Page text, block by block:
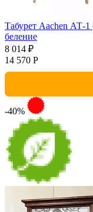
Табурет Aachen АТ-1
беление
8 014 ₽
14 570 Р
-40%